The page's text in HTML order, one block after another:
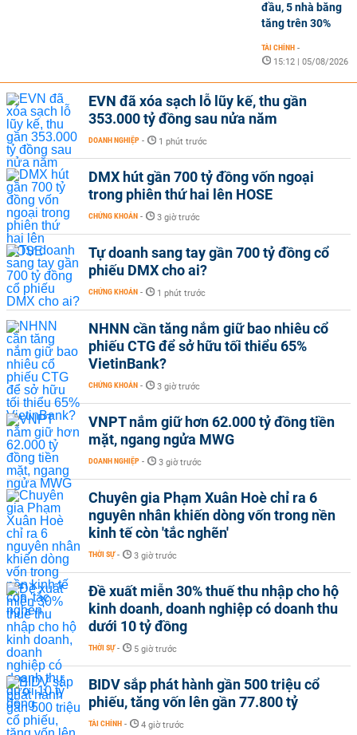
đầu, 5 nhà băng
tăng trên 30%
TÀI CHÍNH -
15:12 | 05/08/2026
EVN đã xóa sạch lỗ lũy kế, thu gần
353.000 tỷ đồng sau nửa năm
DOANH NGHIỆP - 1 phút trước
DMX hút gần 700 tỷ đồng vốn ngoại
trong phiên thứ hai lên HOSE
CHỨNG KHOÁN - 3 giờ trước
Tự doanh sang tay gần 700 tỷ đồng cổ
phiếu DMX cho ai?
CHỨNG KHOÁN - 1 phút trước
NHNN cần tăng nắm giữ bao nhiêu cổ
phiếu CTG để sở hữu tối thiểu 65%
VietinBank?
CHỨNG KHOÁN - 3 giờ trước
VNPT nắm giữ hơn 62.000 tỷ đồng tiền
mặt, ngang ngửa MWG
DOANH NGHIỆP - 3 giờ trước
Chuyên gia Phạm Xuân Hoè chỉ ra 6
nguyên nhân khiến dòng vốn trong nền
kinh tế còn 'tắc nghẽn'
THỜI SỰ - 3 giờ trước
Đề xuất miễn 30% thuế thu nhập cho hộ
kinh doanh, doanh nghiệp có doanh thu
dưới 10 tỷ đồng
THỜI SỰ - 5 giờ trước
BIDV sắp phát hành gần 500 triệu cổ
phiếu, tăng vốn lên gần 77.800 tỷ
TÀI CHÍNH - 4 giờ trước